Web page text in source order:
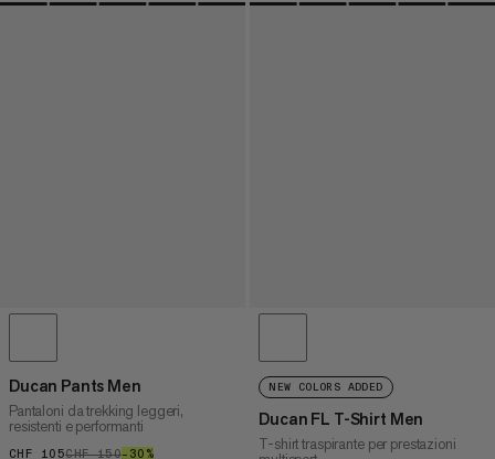
Ducan Pants Men
Pantaloni da trekking leggeri,
resistenti e performanti
CHF 105CHF 105
CHF 150CHF 150
–30%30%
NEW COLORS ADDED
Ducan FL T-Shirt Men
T-shirt traspirante per prestazioni